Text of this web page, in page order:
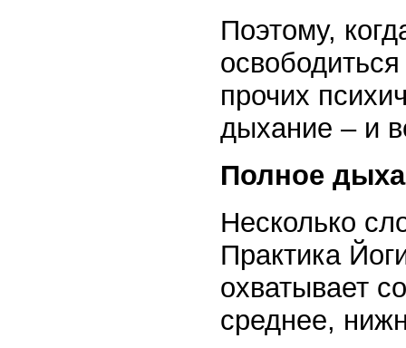
Поэтому,
прочих
дыхание – и
Полное
Несколько
Практика
охватывает
среднее,